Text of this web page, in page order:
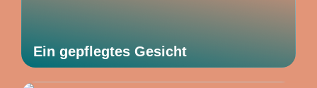
Ein gepflegtes Gesicht